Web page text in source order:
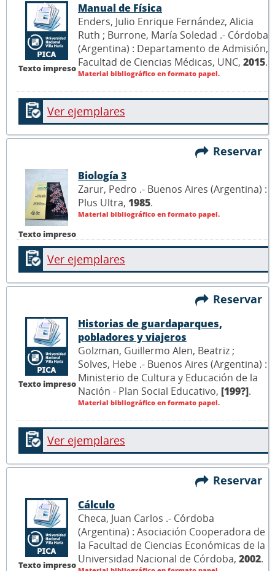
Texto impreso
Manual de Física
Enders, Julio Enrique Fernández, Alicia
Ruth ; Burrone, María Soledad .- Córdoba
(Argentina) : Departamento de Admisión,
Facultad de Ciencias Médicas, UNC, 2015.
Material bibliográfico en formato papel.
Ver ejemplares
Reservar
Texto impreso
Biología 3
Zarur, Pedro .- Buenos Aires (Argentina) :
Plus Ultra, 1985.
Material bibliográfico en formato papel.
Ver ejemplares
Reservar
Texto impreso
Historias de guardaparques,
pobladores y viajeros
Golzman, Guillermo Alen, Beatriz ;
Solves, Hebe .- Buenos Aires (Argentina) :
Ministerio de Cultura y Educación de la
Nación - Plan Social Educativo, [199?].
Material bibliográfico en formato papel.
Ver ejemplares
Reservar
Texto impreso
Cálculo
Checa, Juan Carlos .- Córdoba
(Argentina) : Asociación Cooperadora de
la Facultad de Ciencias Económicas de la
Universidad Nacional de Córdoba, 2002.